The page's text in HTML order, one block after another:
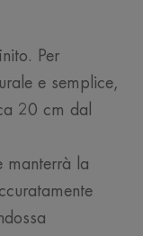
Per
e semplice,
20 cm dal
manterrà la